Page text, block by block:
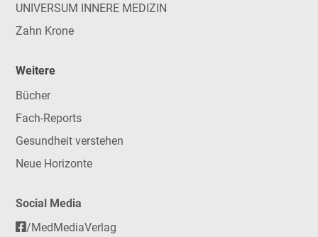
UNIVERSUM INNERE MEDIZIN
Zahn Krone
Weitere
Bücher
Fach-Reports
Gesundheit verstehen
Neue Horizonte
Social Media
/MedMediaVerlag